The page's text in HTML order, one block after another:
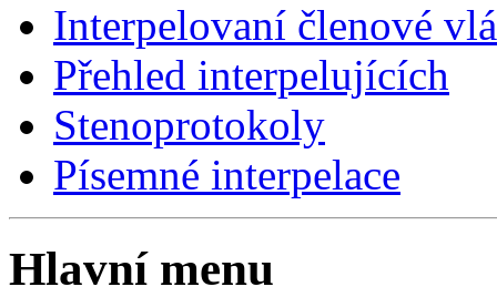
Interpelovaní členové
Přehled interpelujících
Stenoprotokoly
Písemné interpelace
Hlavní menu